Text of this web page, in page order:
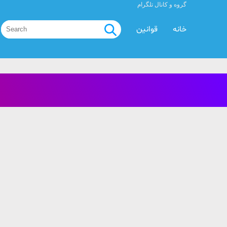
گروه و کانال تلگرام
قوانین خانه